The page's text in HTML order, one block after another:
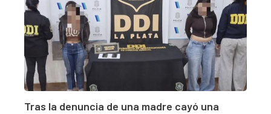
Tras la denuncia de una madre cayó una